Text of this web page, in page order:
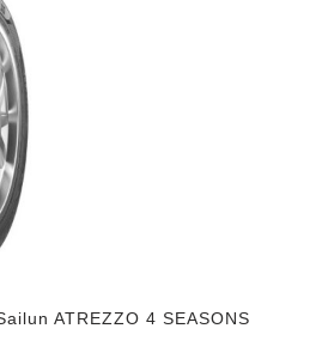
ATREZZO 4 SEASONS